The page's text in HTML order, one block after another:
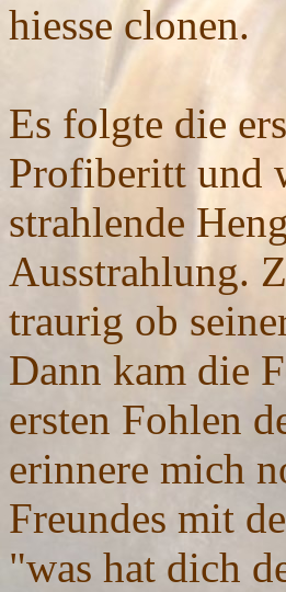
hiesse clonen.
Es folgte die
Profiberitt und
strahlende
Ausstrahlung.
traurig ob
Dann kam die
ersten Fohlen
erinnere mich
Freundes mit
"was hat dich